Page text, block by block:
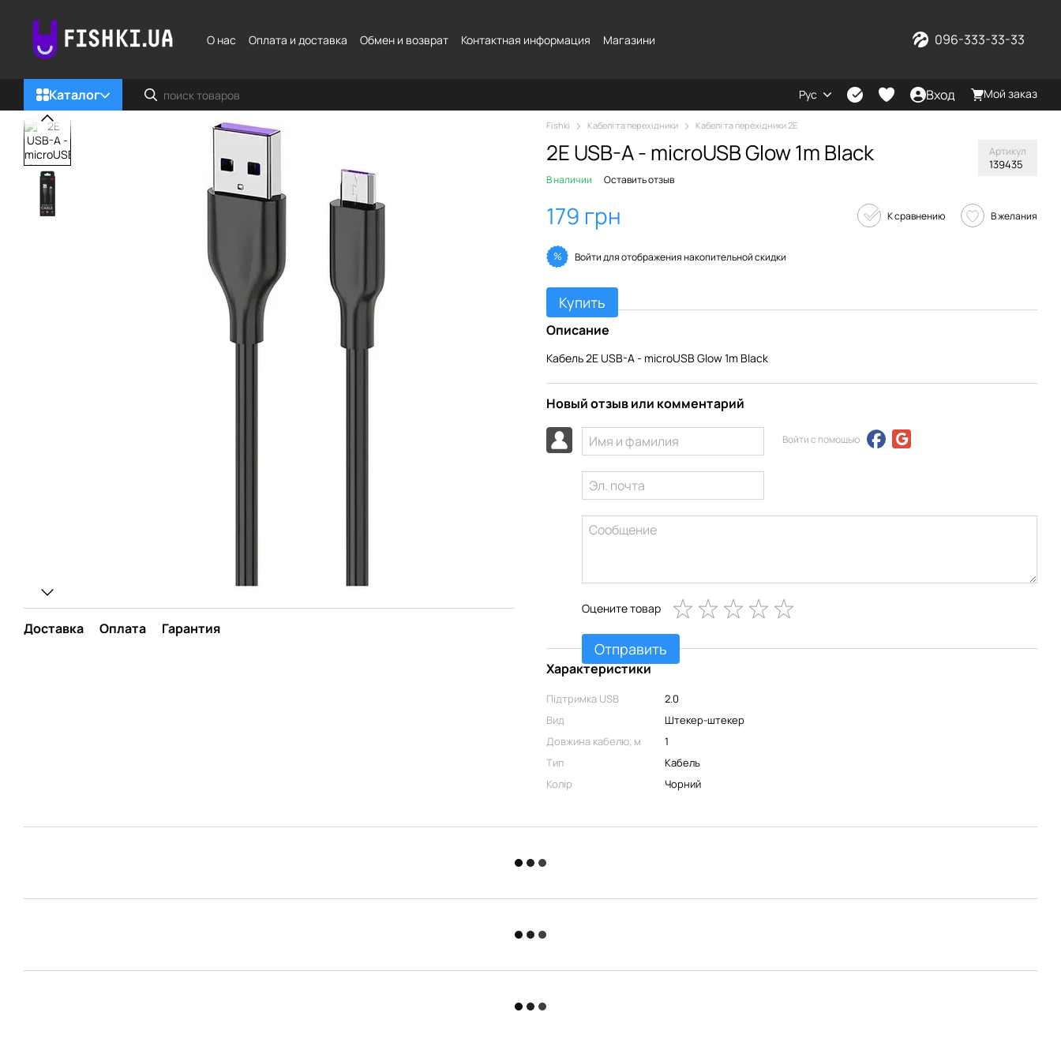
О нас
Оплата и доставка Обмен и возврат Контактная информация Магазини 096-333-33-33
Каталог Рус Вход Мой заказ
Доставка Оплата Гарантия
Fishki Кабелі та перехідники Кабелі та перехідники 2E
2E USB-A - microUSB Glow 1m Black Артикул
139435
В наличии Оставить отзыв
179 грн К сравнению В желания
% Войтидля отображения накопительной скидки
Купить
Описание
Кабель 2E USB-A - microUSB Glow 1m Black
Новый отзыв или комментарий
Войти с помощью
Оцените товар
Отправить
Характеристики
Підтримка USB
2.0
Вид
Штекер-штекер
Довжина кабелю, м
1
Тип
Кабель
Колір
Чорний